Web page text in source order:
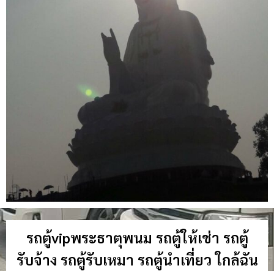
รถตู้vipพระธาตุพนม รถตู้ให้เช่า รถตู้
รับจ้าง รถตู้รับเหมา รถตู้นำเที่ยว ใกล้ฉัน